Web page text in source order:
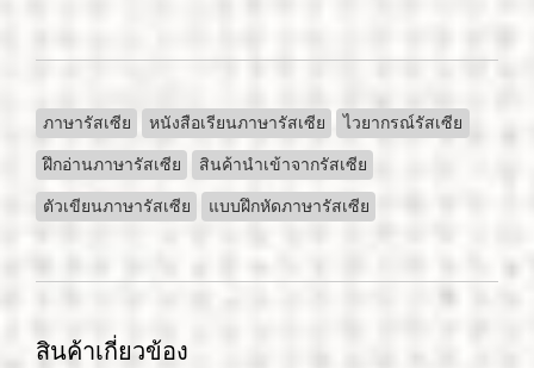
ภาษารัสเซีย หนังสือเรียนภาษารัสเซีย
ไวยากรณ์รัสเซีย
ฝึกอ่านภาษารัสเซีย
สินค้านำเข้าจากรัสเซีย
ตัวเขียนภาษารัสเซีย
แบบฝึกหัดภาษารัสเซีย
สินค้าเกี่ยวข้อง